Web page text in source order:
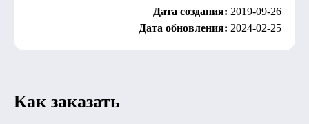
Дата создания: 2019-09-26
Дата обновления: 2024-02-25
Как заказать